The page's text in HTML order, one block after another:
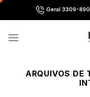
Skip
to
Geral 3309-
ARQUIVOS DE